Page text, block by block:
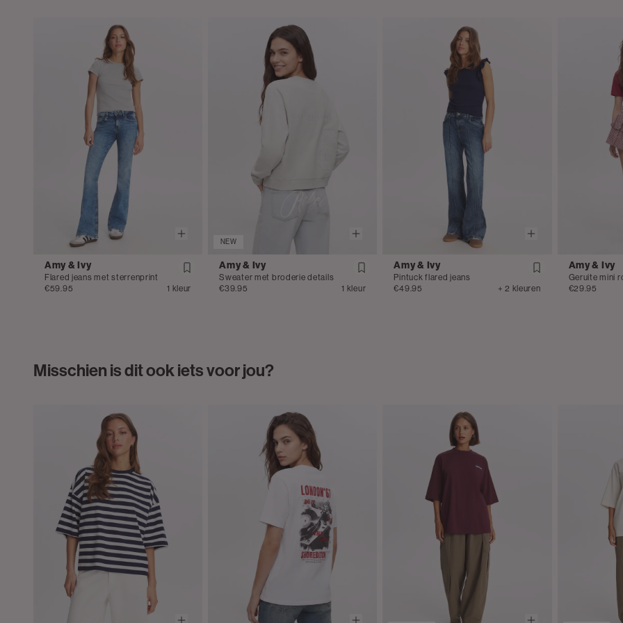
Amy & Ivy
Flared jeans met sterrenprint
€59.95
1 kleur
NEW
Amy & Ivy
Sweater met broderie details
€39.95
1 kleur
Amy & Ivy
Pintuck flared jeans
€49.95
+ 2 kleuren
Amy & Ivy
Geruite mini
€29.95
Misschien is dit ook iets voor jou?